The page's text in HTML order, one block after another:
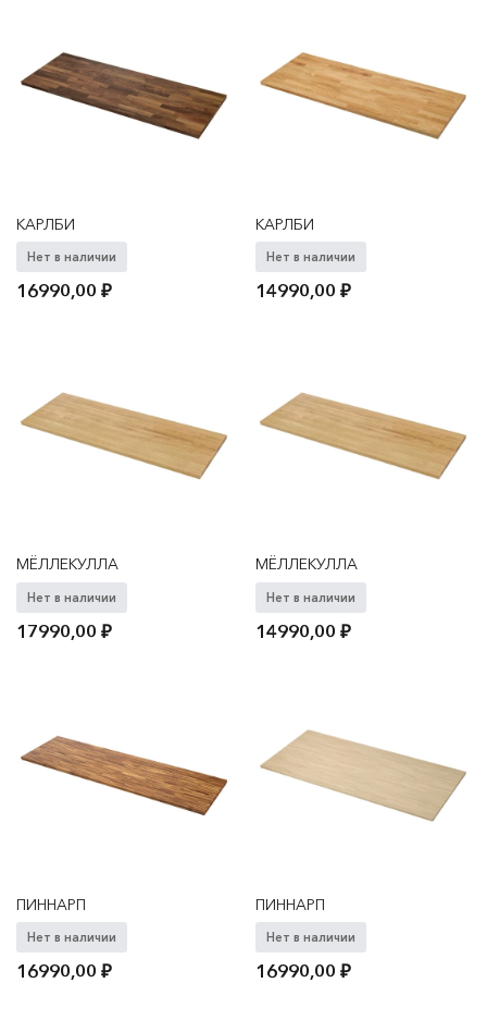
КАРЛБИ
Нет в наличии
16990,00₽
КАРЛБИ
Нет в наличии
14990,00₽
МЁЛЛЕКУЛЛА
Нет в наличии
17990,00₽
МЁЛЛЕКУЛЛА
Нет в наличии
14990,00₽
ПИННАРП
Нет в наличии
16990,00₽
ПИННАРП
Нет в наличии
16990,00₽